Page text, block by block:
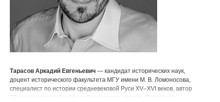
Тарасов Аркадий Евгеньевич — кандидат исторических наук,
доцент исторического факультета МГУ имени М. В. Ломоносова,
специалист по истории средневековой Руси XV–XVI веков, автор
77 научных статей и 28 учебных курсов, лектор (ПостНаука,